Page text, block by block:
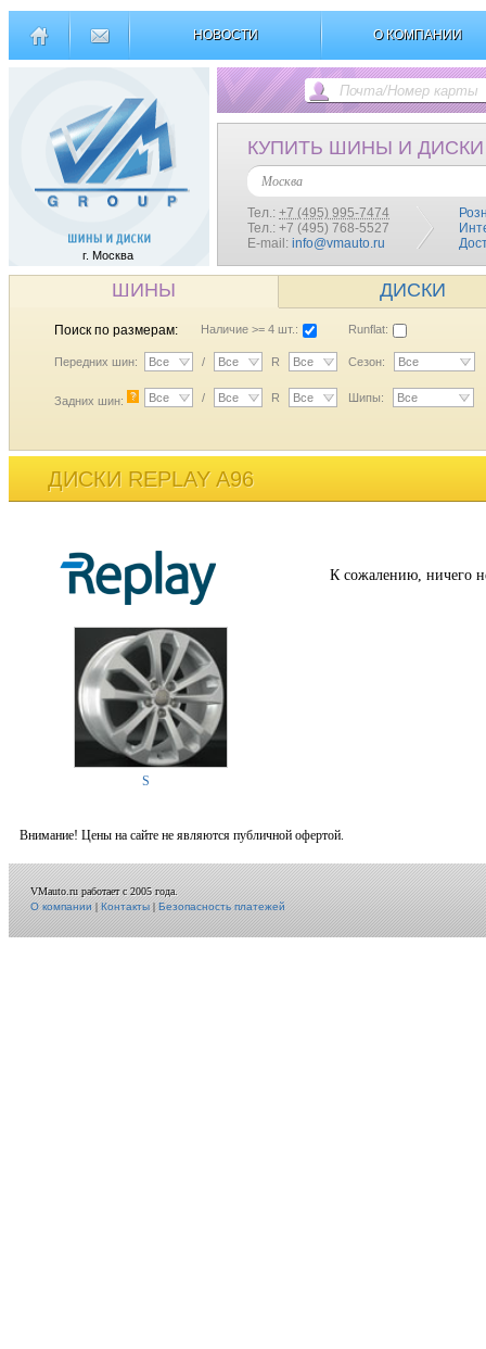
НОВОСТИ О КОМПАНИИ
г. Москва
КУПИТЬ ШИНЫ И ДИСКИ
Москва
Тел.: +7 (495) 995-7474
Тел.: +7 (495) 768-5527
E-mail: info@vmauto.ru
ШИНЫ ДИСКИ
Поиск по размерам: Наличие >= 4 шт.: Runflat:
Передних шин: Все / Все R Все Сезон: Все
Задних шин: ? Все / Все R Все Шипы: Все
ДИСКИ REPLAY A96
S
К сожалению, ничего
Внимание! Цены на сайте не являются публичной офертой.
VMauto.ru работает с 2005 года.
О компании|Контакты|Безопасность платежей